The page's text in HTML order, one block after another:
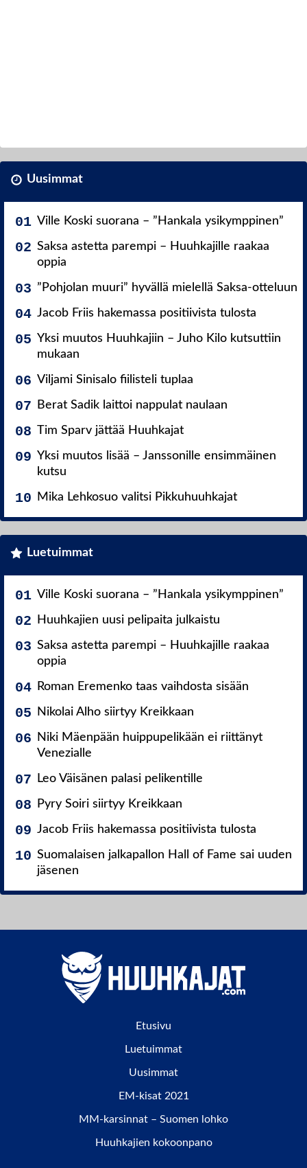
Uusimmat
Ville Koski suorana – ”Hankala ysikymppinen”
Saksa astetta parempi – Huuhkajille raakaa
oppia
”Pohjolan muuri” hyvällä mielellä Saksa-otteluun
Jacob Friis hakemassa positiivista tulosta
Yksi muutos Huuhkajiin – Juho Kilo kutsuttiin
mukaan
Viljami Sinisalo fiilisteli tuplaa
Berat Sadik laittoi nappulat naulaan
Tim Sparv jättää Huuhkajat
Yksi muutos lisää – Janssonille ensimmäinen
kutsu
Mika Lehkosuo valitsi Pikkuhuuhkajat
Luetuimmat
Ville Koski suorana – ”Hankala ysikymppinen”
Huuhkajien uusi pelipaita julkaistu
Saksa astetta parempi – Huuhkajille raakaa
oppia
Roman Eremenko taas vaihdosta sisään
Nikolai Alho siirtyy Kreikkaan
Niki Mäenpään huippupelikään ei riittänyt
Venezialle
Leo Väisänen palasi pelikentille
Pyry Soiri siirtyy Kreikkaan
Jacob Friis hakemassa positiivista tulosta
Suomalaisen jalkapallon Hall of Fame sai uuden
jäsenen
Etusivu
Luetuimmat
Uusimmat
EM-kisat 2021
MM-karsinnat – Suomen lohko
Huuhkajien kokoonpano